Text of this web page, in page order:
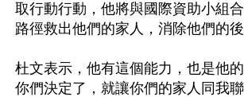
取行動行動，他將與國際資助小組
路徑救出他們的家人，消除他們的後
杜文表示，他有這個能力，也是他
你們決定了，就讓你們的家人同我